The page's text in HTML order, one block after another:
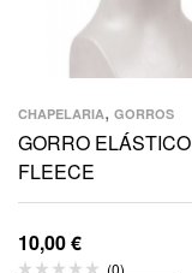
CHAPELARIA, GORROS
GORRO ELÁSTICO
FLEECE
10,00€
(0)